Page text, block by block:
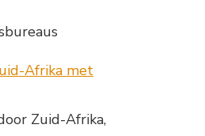
Afrika met
Zuid-Afrika,